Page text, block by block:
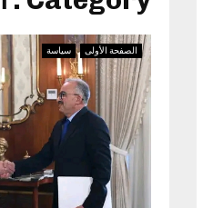
الصفحة الأولى سياسة